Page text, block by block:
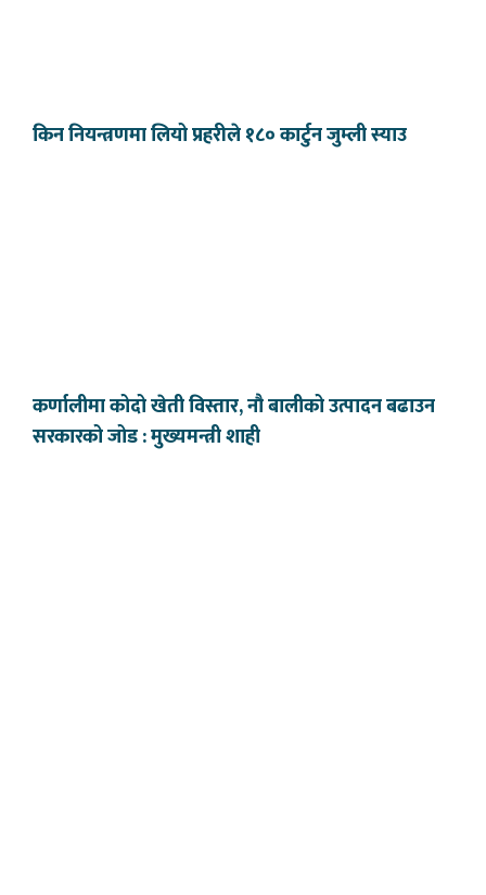
किन नियन्त्रणमा लियो प्रहरीले १८० कार्टुन जुम्ली स्याउ
कर्णालीमा कोदो खेती विस्तार, नौ बालीको उत्पादन बढाउन
सरकारको जोड : मुख्यमन्त्री शाही